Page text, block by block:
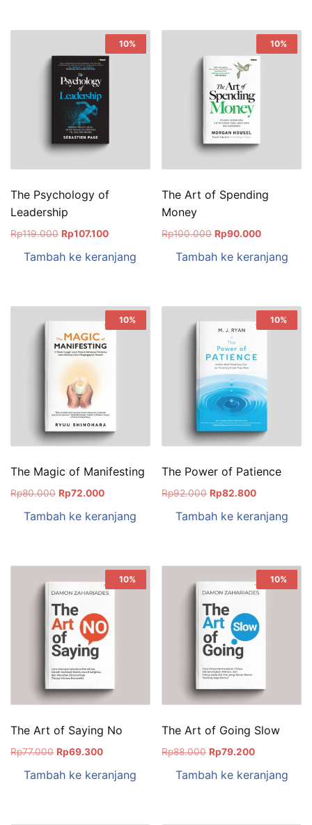
Sale!
10%
The Psychology of
Leadership
Rp119.000 Rp107.100
Tambah ke keranjang
Sale!
10%
The Art of Spending
Money
Rp100.000 Rp90.000
Tambah ke keranjang
Sale!
10%
The Magic of Manifesting
Rp80.000 Rp72.000
Tambah ke keranjang
Sale!
10%
The Power of Patience
Rp92.000 Rp82.800
Tambah ke keranjang
Sale!
10%
The Art of Saying No
Rp77.000 Rp69.300
Tambah ke keranjang
Sale!
10%
The Art of Going Slow
Rp88.000 Rp79.200
Tambah ke keranjang